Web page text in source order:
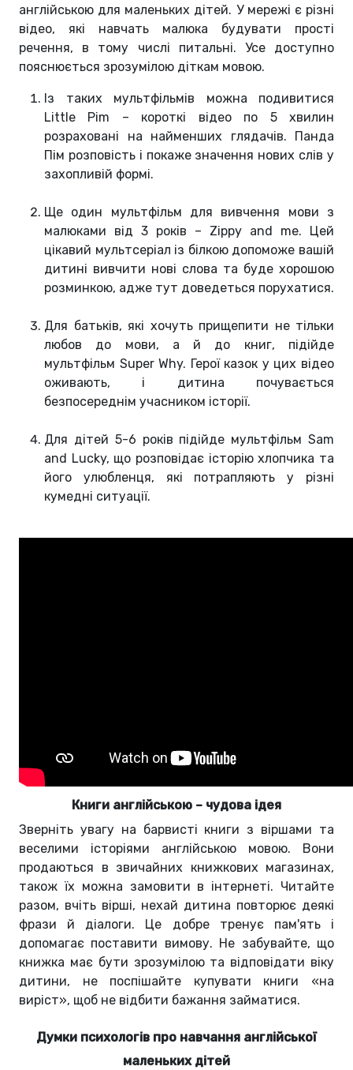
англійською для маленьких дітей. У мережі є різні
відео, які навчать малюка будувати прості
речення, в тому числі питальні. Усе доступно
пояснюється зрозумілою діткам мовою.
Із таких мультфільмів можна подивитися
Little Pim – короткі відео по 5 хвилин
розраховані на найменших глядачів. Панда
Пім розповість і покаже значення нових слів у
захопливій формі.
Ще один мультфільм для вивчення мови з
малюками від 3 років – Zippy and me. Цей
цікавий мультсеріал із білкою допоможе вашій
дитині вивчити нові слова та буде хорошою
розминкою, адже тут доведеться порухатися.
Для батьків, які хочуть прищепити не тільки
любов до мови, а й до книг, підійде
мультфільм Super Why. Герої казок у цих відео
оживають, і дитина почувається
безпосереднім учасником історії.
Для дітей 5-6 років підійде мультфільм Sam
and Lucky, що розповідає історію хлопчика та
його улюбленця, які потрапляють у різні
кумедні ситуації.
Книги англійською – чудова ідея
Зверніть увагу на барвисті книги з віршами та
веселими історіями англійською мовою. Вони
продаються в звичайних книжкових магазинах,
також їх можна замовити в інтернеті. Читайте
разом, вчіть вірші, нехай дитина повторює деякі
фрази й діалоги. Це добре тренує пам'ять і
допомагає поставити вимову. Не забувайте, що
книжка має бути зрозумілою та відповідати віку
дитини, не поспішайте купувати книги «на
виріст», щоб не відбити бажання займатися.
Думки психологів про навчання англійської
маленьких дітей